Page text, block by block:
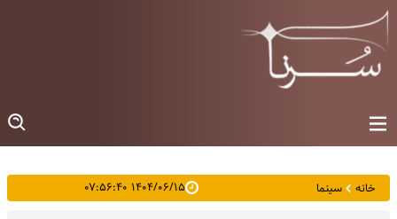
خانه سینما ۱۴۰۴/۰۶/۱۵ ۰۷:۵۶:۴۰